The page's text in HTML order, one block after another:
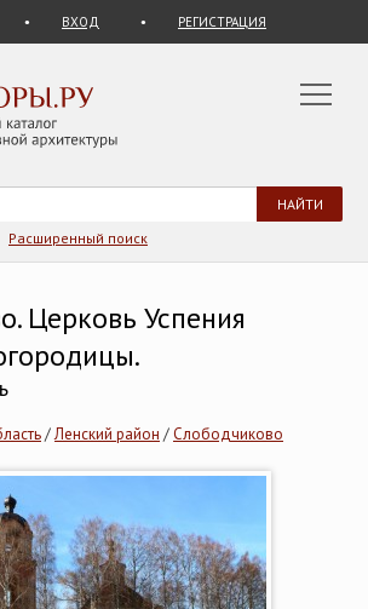
ВХОД РЕГИСТРАЦИЯ
Расширенный поиск
Церковь Успения
/Ленский район /Слободчиково